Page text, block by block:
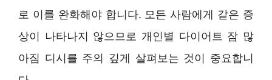
로 이를 완화해야 합니다. 모든 사람에게 같은 증
상이 나타나지 않으므로 개인별 다이어트 잠 많
아짐 디시를 주의 깊게 살펴보는 것이 중요합니